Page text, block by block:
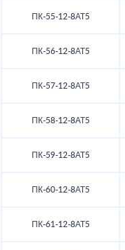
ПК-55-12-8АТ5
ПК-56-12-8АТ5
ПК-57-12-8АТ5
ПК-58-12-8АТ5
ПК-59-12-8АТ5
ПК-60-12-8АТ5
ПК-61-12-8АТ5